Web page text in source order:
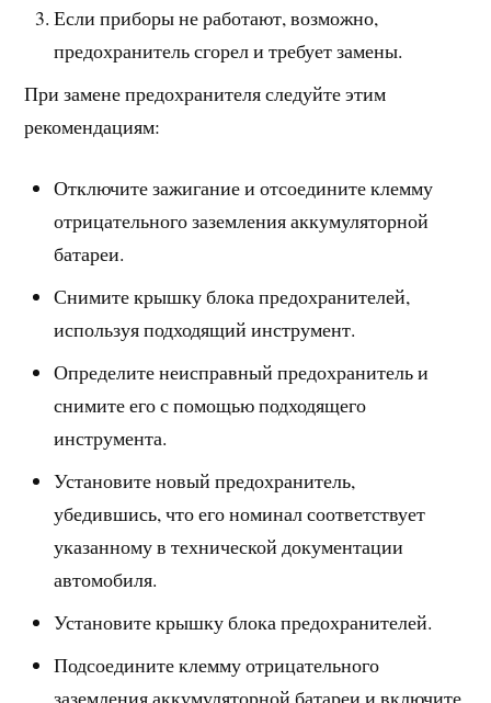
Если приборы не работают, возможно,
предохранитель сгорел и требует замены.
При замене предохранителя следуйте этим
рекомендациям:
Отключите зажигание и отсоедините клемму
отрицательного заземления аккумуляторной
батареи.
Снимите крышку блока предохранителей,
используя подходящий инструмент.
Определите неисправный предохранитель и
снимите его с помощью подходящего
инструмента.
Установите новый предохранитель,
убедившись, что его номинал соответствует
указанному в технической документации
автомобиля.
Установите крышку блока предохранителей.
Подсоедините клемму отрицательного
заземления аккумуляторной батареи и включите